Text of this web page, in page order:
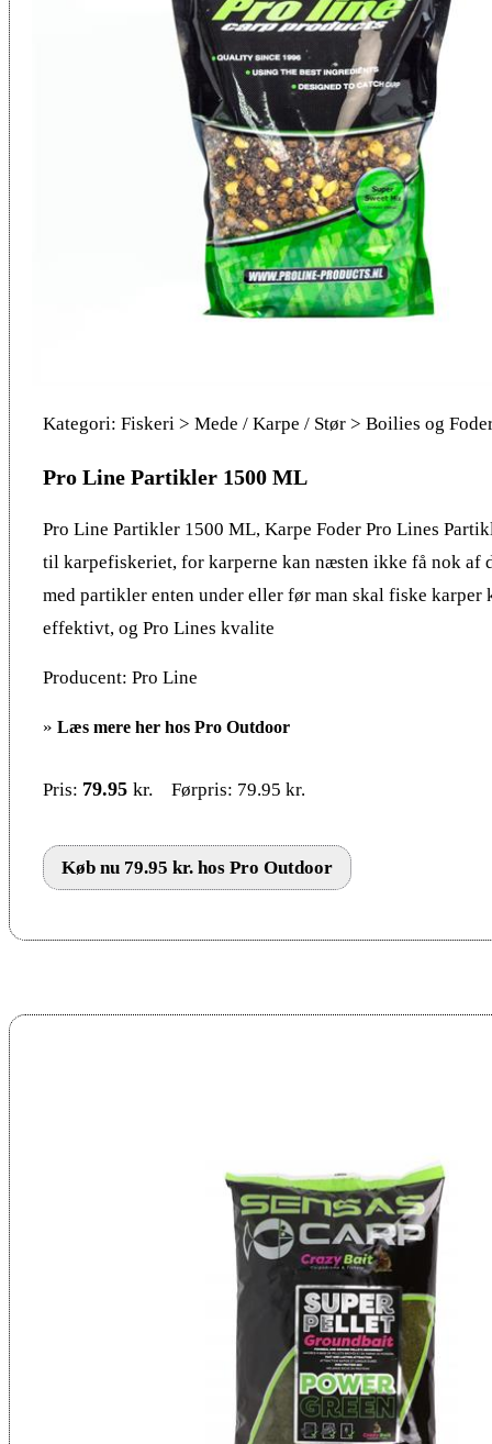
Kategori: Fiskeri > Mede / Karpe / Stør > Boilies og
Pro Line Partikler 1500 ML
Pro Line Partikler 1500 ML, Karpe Foder Pro Lines
til karpefiskeriet, for karperne kan næsten ikke få nok af
med partikler enten under eller før man skal fiske
effektivt, og Pro Lines kvalite
Producent: Pro Line
» Læs mere her hos Pro Outdoor
Pris: 79.95 kr. Førpris: 79.95 kr.
Køb nu 79.95 kr. hos Pro Outdoor